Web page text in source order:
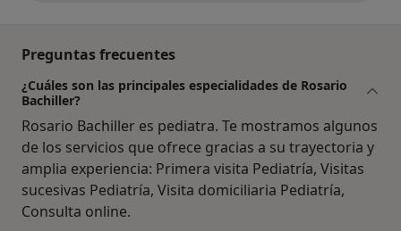
Preguntas frecuentes
¿Cuáles son las principales especialidades de Rosario
Bachiller?
Rosario Bachiller es pediatra. Te mostramos algunos
de los servicios que ofrece gracias a su trayectoria y
amplia experiencia: Primera visita Pediatría, Visitas
sucesivas Pediatría, Visita domiciliaria Pediatría,
Consulta online.